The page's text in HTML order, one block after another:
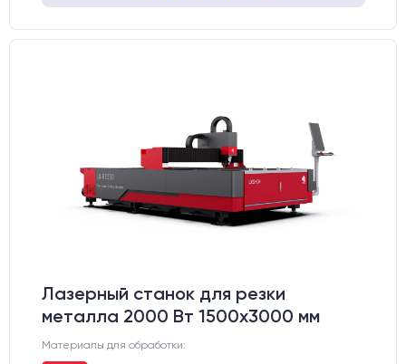
Лазерный станок для резки
металла 2000 Вт 1500x3000 мм
Материалы для обработки: